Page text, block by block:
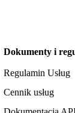
Dokumenty i
Regulamin Usług
Cennik usług